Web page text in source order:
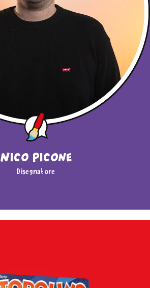
Nico Picone
Disegnatore